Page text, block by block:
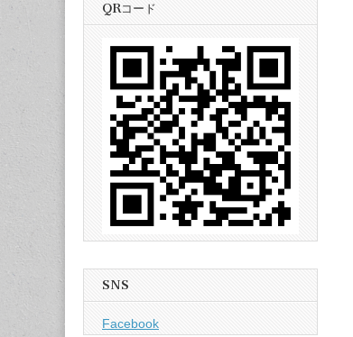
QRコード
SNS
Facebook